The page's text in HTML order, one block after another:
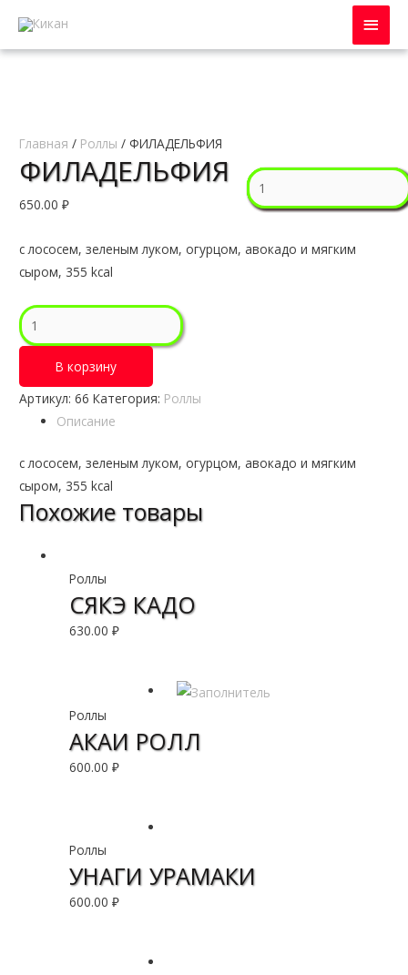
Главная / Роллы / ФИЛАДЕЛЬФИЯ
ФИЛАДЕЛЬФИЯ
650.00₽
с лососем, зеленым луком, огурцом, авокадо и мягким
сыром, 355 kcal
Количество
ФИЛАДЕЛЬФИЯ
В корзину
Артикул:66 Категория: Роллы
Описание
с лососем, зеленым луком, огурцом, авокадо и мягким
сыром, 355 kcal
Похожие товары
Роллы
СЯКЭ КАДО
630.00 ₽
Количество
СЯКЭ
Роллы
АКАИ РОЛЛ
600.00 ₽
Количество
АКАИ
Роллы
УНАГИ УРАМАКИ
600.00 ₽
Количество
УНАГИ
Количество
АКИНАВА
Количество
СЯКЭ